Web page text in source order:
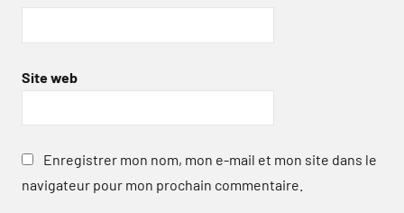
Site web
Enregistrer mon nom, mon e-mail et mon site dans le
navigateur pour mon prochain commentaire.